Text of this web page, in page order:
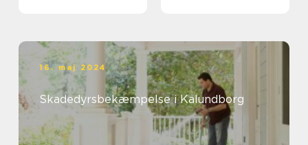
16. maj 2024
Skadedyrsbekæmpelse i Kalundborg